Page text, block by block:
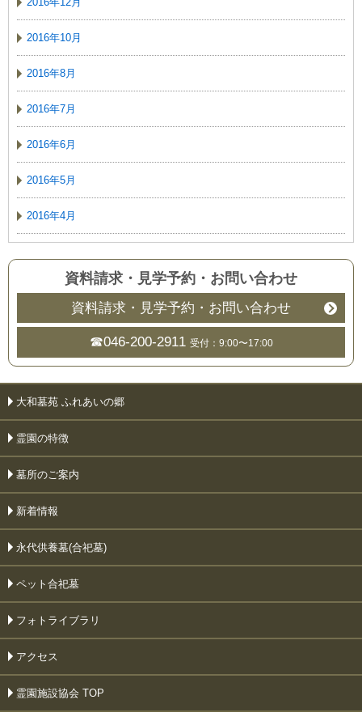
2016年10月
2016年8月
2016年7月
2016年6月
2016年5月
2016年4月
資料請求・見学予約 ・ お問い合わせ
資料請求・見学予約・お問い合わせ
☎046-200-2911 受付：9:00〜17:00
大和墓苑 ふれあいの郷
霊園の特徴
墓所のご案内
新着情報
永代供養墓(合祀墓)
ペット合祀墓
フォトライブラリ
アクセス
霊園施設協会 TOP